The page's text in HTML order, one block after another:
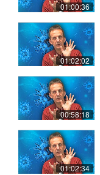
01:00:36
01:02:02
00:58:18
01:02:34